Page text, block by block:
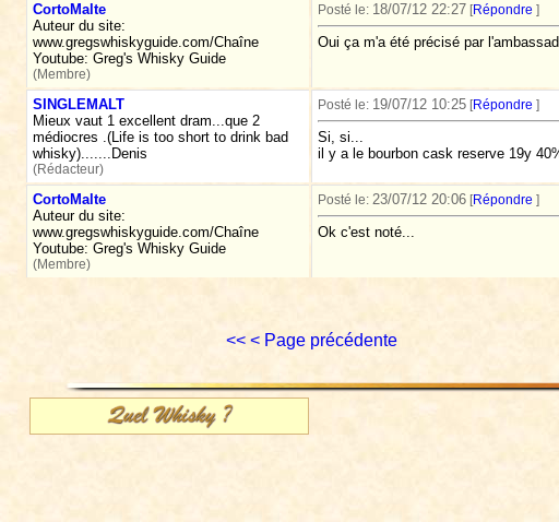
CortoMalte
Auteur du site:
www.gregswhiskyguide.com/Chaîne
Youtube: Greg's Whisky Guide
(Membre)
Posté le: 18/07/12 22:27[Répondre ]
Oui ça m'a été précisé par
SINGLEMALT
Mieux vaut 1 excellent dram...que 2
médiocres .(Life is too short to drink bad
whisky).......Denis
(Rédacteur)
Posté le: 19/07/12 10:25[Répondre ]
Si, si...
il y a le bourbon cask reserve 19y
CortoMalte
Auteur du site:
www.gregswhiskyguide.com/Chaîne
Youtube: Greg's Whisky Guide
(Membre)
Posté le: 23/07/12 20:06[Répondre ]
Ok c'est noté...
<< < Page précédente